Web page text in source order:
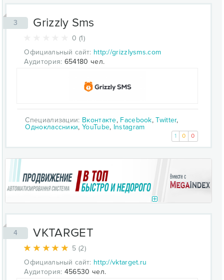
3 Grizzly Sms
0 (1)
Официальный сайт: http://grizzlysms.com
Аудитория: 654180 чел.
Специализации: Вконтакте, Facebook,Twitter,
Одноклассники, YouTube, Instagram
1 0 0
4 VKTARGET
5 (2)
Официальный сайт: http://vktarget.ru
Аудитория: 456530 чел.